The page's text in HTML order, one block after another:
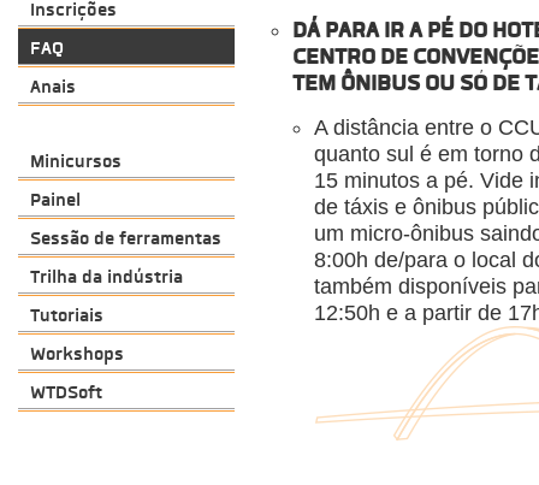
Inscrições
FAQ
Anais
Minicursos
Painel
Sessão de ferramentas
Trilha da indústria
Tutoriais
Workshops
WTDSoft
DÁ PARA IR A PÉ DO
CENTRO DE
TEM ÔNIBUS OU SÓ DE
A distância entre o
quanto sul é em torno
15 minutos a pé. Vide
de táxis e ônibus
um micro-ônibus
8:00h de/para o local
também disponíveis
12:50h e a partir de